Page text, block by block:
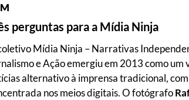
perguntas para a Mídia Ninja
Mídia Ninja – Narrativas
e Ação emergiu em 2013 como um
alternativo à imprensa tradicional,
nos meios digitais. O fotógrafo